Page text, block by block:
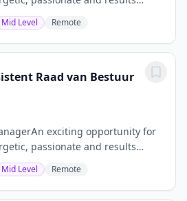
Manager. Can you inspire,
the teams to deliver...
Mid Level Remote
Raad van Bestuur
exciting opportunity for
passionate and results
Manager. Can you inspire,
the teams to deliver...
Mid Level Remote